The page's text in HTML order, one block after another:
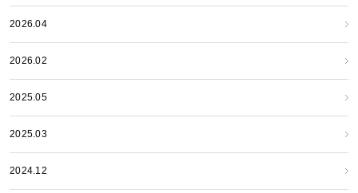
2026.04
2026.02
2025.05
2025.03
2024.12